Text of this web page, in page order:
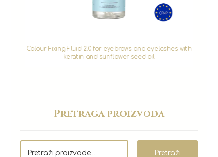
Colour Fixing Fluid 2.0 for eyebrows and eyelashes with
keratin and sunflower seed oil
Pretraga proizvoda
Pretraži